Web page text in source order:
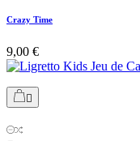
Crazy Time
9,00 €
